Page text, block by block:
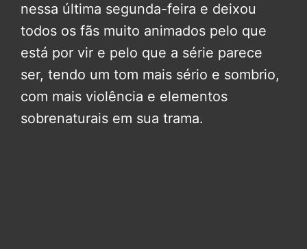
nessa última segunda-feira e deixou
todos os fãs muito animados pelo que
está por vir e pelo que a série parece
ser, tendo um tom mais sério e sombrio,
com mais violência e elementos
sobrenaturais em sua trama.